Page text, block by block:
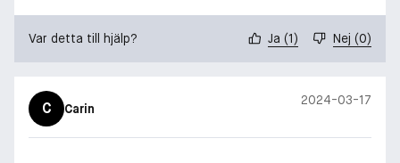
Var detta till hjälp? Ja (1) Nej (0)
C Carin
2024-03-17